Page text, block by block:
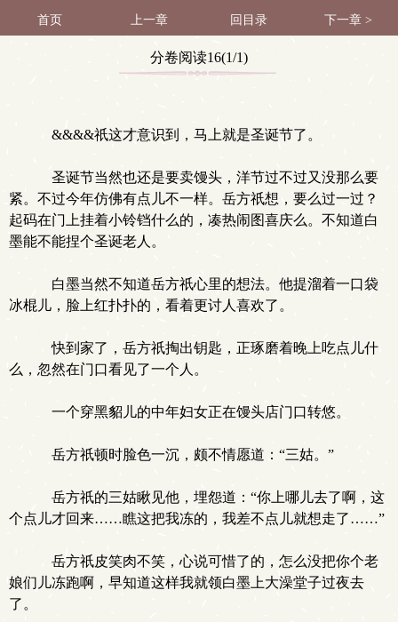
首页 上一章 回目录 下一章 >
分卷阅读16(1/1)
&&&&祇这才意识到，马上就是圣诞节了。
圣诞节当然也还是要卖馒头，洋节过不过又没那么要
紧。不过今年仿佛有点儿不一样。岳方祇想，要么过一过？
起码在门上挂着小铃铛什么的，凑热闹图喜庆么。不知道白
墨能不能捏个圣诞老人。
白墨当然不知道岳方祇心里的想法。他提溜着一口袋
冰棍儿，脸上红扑扑的，看着更讨人喜欢了。
快到家了，岳方祇掏出钥匙，正琢磨着晚上吃点儿什
么，忽然在门口看见了一个人。
一个穿黑貂儿的中年妇女正在馒头店门口转悠。
岳方祇顿时脸色一沉，颇不情愿道：“三姑。”
岳方祇的三姑瞅见他，埋怨道：“你上哪儿去了啊，这
个点儿才回来……瞧这把我冻的，我差不点儿就想走了……”
岳方祇皮笑肉不笑，心说可惜了的，怎么没把你个老
娘们儿冻跑啊，早知道这样我就领白墨上大澡堂子过夜去
了。